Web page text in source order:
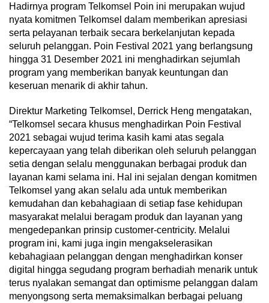
Hadirnya program Telkomsel Poin ini merupakan wujud
nyata komitmen Telkomsel dalam memberikan apresiasi
serta pelayanan terbaik secara berkelanjutan kepada
seluruh pelanggan. Poin Festival 2021 yang berlangsung
hingga 31 Desember 2021 ini menghadirkan sejumlah
program yang memberikan banyak keuntungan dan
keseruan menarik di akhir tahun.
Direktur Marketing Telkomsel, Derrick Heng mengatakan,
“Telkomsel secara khusus menghadirkan Poin Festival
2021 sebagai wujud terima kasih kami atas segala
kepercayaan yang telah diberikan oleh seluruh pelanggan
setia dengan selalu menggunakan berbagai produk dan
layanan kami selama ini. Hal ini sejalan dengan komitmen
Telkomsel yang akan selalu ada untuk memberikan
kemudahan dan kebahagiaan di setiap fase kehidupan
masyarakat melalui beragam produk dan layanan yang
mengedepankan prinsip customer-centricity. Melalui
program ini, kami juga ingin mengakselerasikan
kebahagiaan pelanggan dengan menghadirkan konser
digital hingga segudang program berhadiah menarik untuk
terus nyalakan semangat dan optimisme pelanggan dalam
menyongsong serta memaksimalkan berbagai peluang